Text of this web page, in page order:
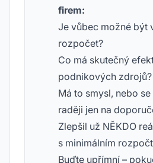
firem:
Je vůbec možné být
rozpočet?
Co má skutečný
podnikových zdrojů?
Má to smysl, nebo
raději jen na
Zlepšil už NĚKDO
s minimálním
Buďte upřímní –